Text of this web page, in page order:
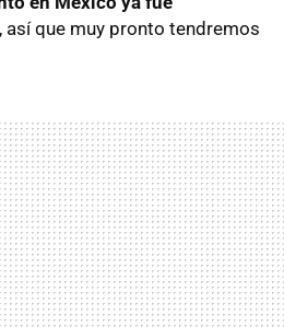
, así que muy pronto tendremos